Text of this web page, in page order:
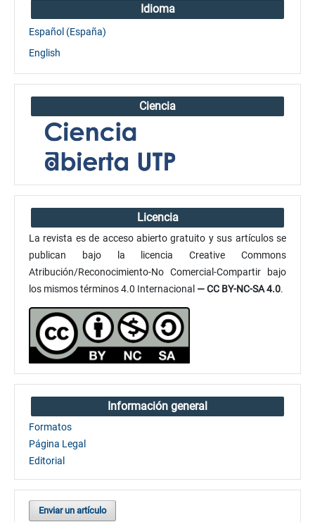
Idioma
Español (España)
English
Ciencia
Licencia
La revista es de acceso abierto gratuito y sus artículos se
publican bajo la licencia Creative Commons
Atribución/Reconocimiento-No Comercial-Compartir bajo
los mismos términos 4.0 Internacional — CC BY-NC-SA 4.0.
Información general
Formatos
Página Legal
Editorial
Enviar un artículo